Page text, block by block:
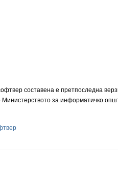
составена е претпоследна
за информатичко